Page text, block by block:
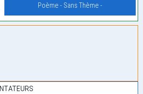
Poème - Sans Thème -